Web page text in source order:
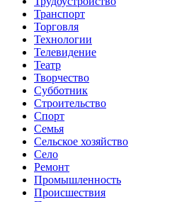
Транспорт
Торговля
Технологии
Телевидение
Театр
Творчество
Субботник
Строительство
Спорт
Семья
Сельское хозяйство
Село
Ремонт
Промышленность
Происшествия